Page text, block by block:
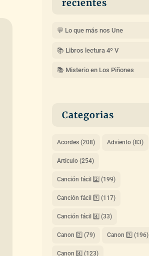
recientes
💬 Lo que más nos Une
📚 Libros lectura 4º V
📚 Misterio en Los Piñones
Categorias
Acordes(208) Adviento(83)
Artículo(254)
Canción fácil 2️⃣ (199)
Canción fácil 3️⃣ (117)
Canción fácil 4️⃣ (33)
Canon 2️⃣ (79) Canon 3️⃣ (196)
Canon 4️⃣ (123)